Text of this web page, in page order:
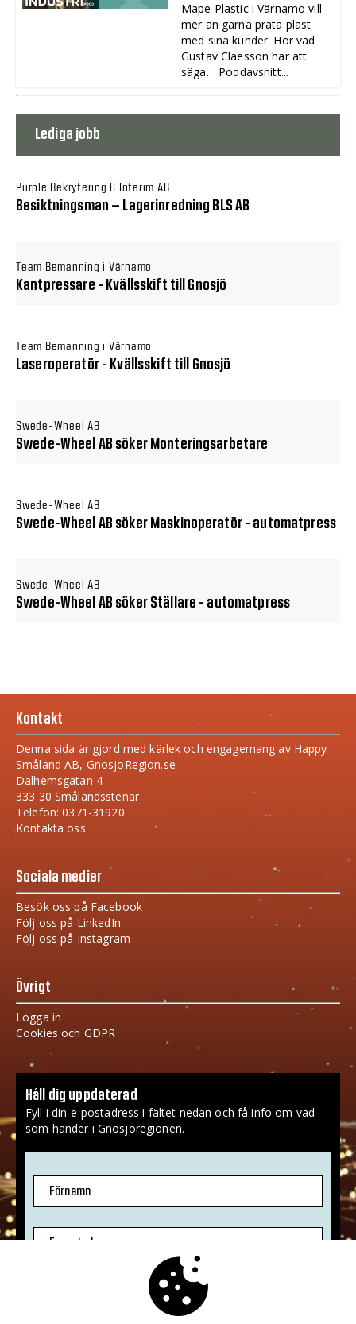
Mape Plastic i Värnamo vill
mer än gärna prata plast
med sina kunder. Hör vad
Gustav Claesson har att
säga. Poddavsnitt...
Lediga jobb
Purple Rekrytering & Interim AB
Besiktningsman – Lagerinredning BLS AB
Team Bemanning i Värnamo
Kantpressare - Kvällsskift till Gnosjö
Team Bemanning i Värnamo
Laseroperatör - Kvällsskift till Gnosjö
Swede-Wheel AB
Swede-Wheel AB söker Monteringsarbetare
Swede-Wheel AB
Swede-Wheel AB söker Maskinoperatör - automatpress
Swede-Wheel AB
Swede-Wheel AB söker Ställare - automatpress
Kontakt
Denna sida är gjord med kärlek och engagemang av Happy
Småland AB, GnosjoRegion.se
Dalhemsgatan 4
333 30 Smålandsstenar
Telefon: 0371-31920
Kontakta oss
Sociala medier
Besök oss på Facebook
Följ oss på LinkedIn
Följ oss på Instagram
Övrigt
Logga in
Cookies och GDPR
Håll dig uppdaterad
Fyll i din e-postadress i fältet nedan och få info om vad
som händer i Gnosjöregionen.
Förnamn
E-postadress
Jag godkänner att mina uppgifter sparas.